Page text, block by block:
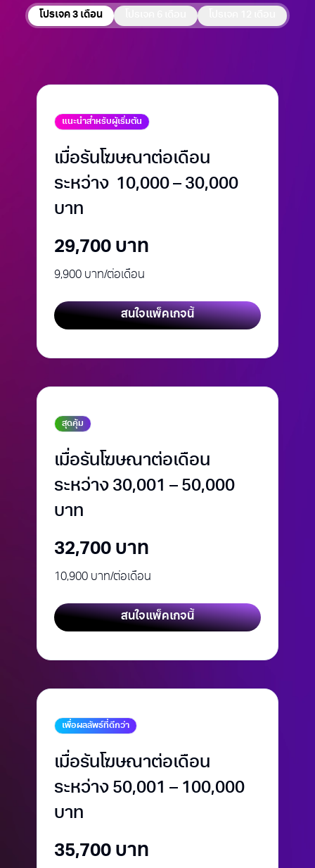
โปรเจค 3 เดือน
แนะนำสำหรับผู้เริ่มต้น
เมื่อรันโฆษณาต่อเดือน
ระหว่าง 10,000 – 30,000
บาท
29,700 บาท
9,900 บาท/ต่อเดือน
สนใจแพ็คเกจนี้
สุดคุ้ม
เมื่อรันโฆษณาต่อเดือน
ระหว่าง 30,001 – 50,000
บาท
32,700 บาท
10,900 บาท/ต่อเดือน
สนใจแพ็คเกจนี้
เพื่อผลลัพธ์ที่ดีกว่า
เมื่อรันโฆษณาต่อเดือน
ระหว่าง 50,001 – 100,000
บาท
35,700 บาท